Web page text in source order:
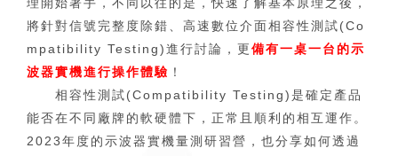
將針對信號完整度除錯、高速數位介面相容性測試(Co
mpatibility Testing)進行討論，更備有一桌一台的示
波器實機進行操作體驗 ！
相容性測試(Compatibility Testing)是確定產品
能否在不同廠牌的軟硬體下，正常且順利的相互運作。
2023年度的示波器實機量測研習營，也分享如何透過